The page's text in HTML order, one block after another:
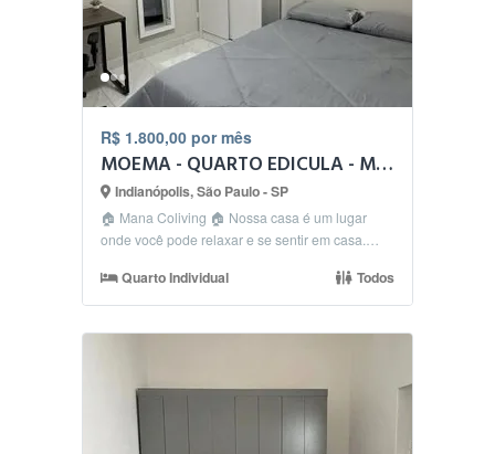
R$ 1.800,00 por mês
MOEMA - QUARTO EDICULA - METRO EUCALITOS
Indianópolis, São Paulo - SP
🏠 Mana Coliving 🏠 Nossa casa é um lugar
onde você pode relaxar e se sentir em casa.
Quarto Individual Todos